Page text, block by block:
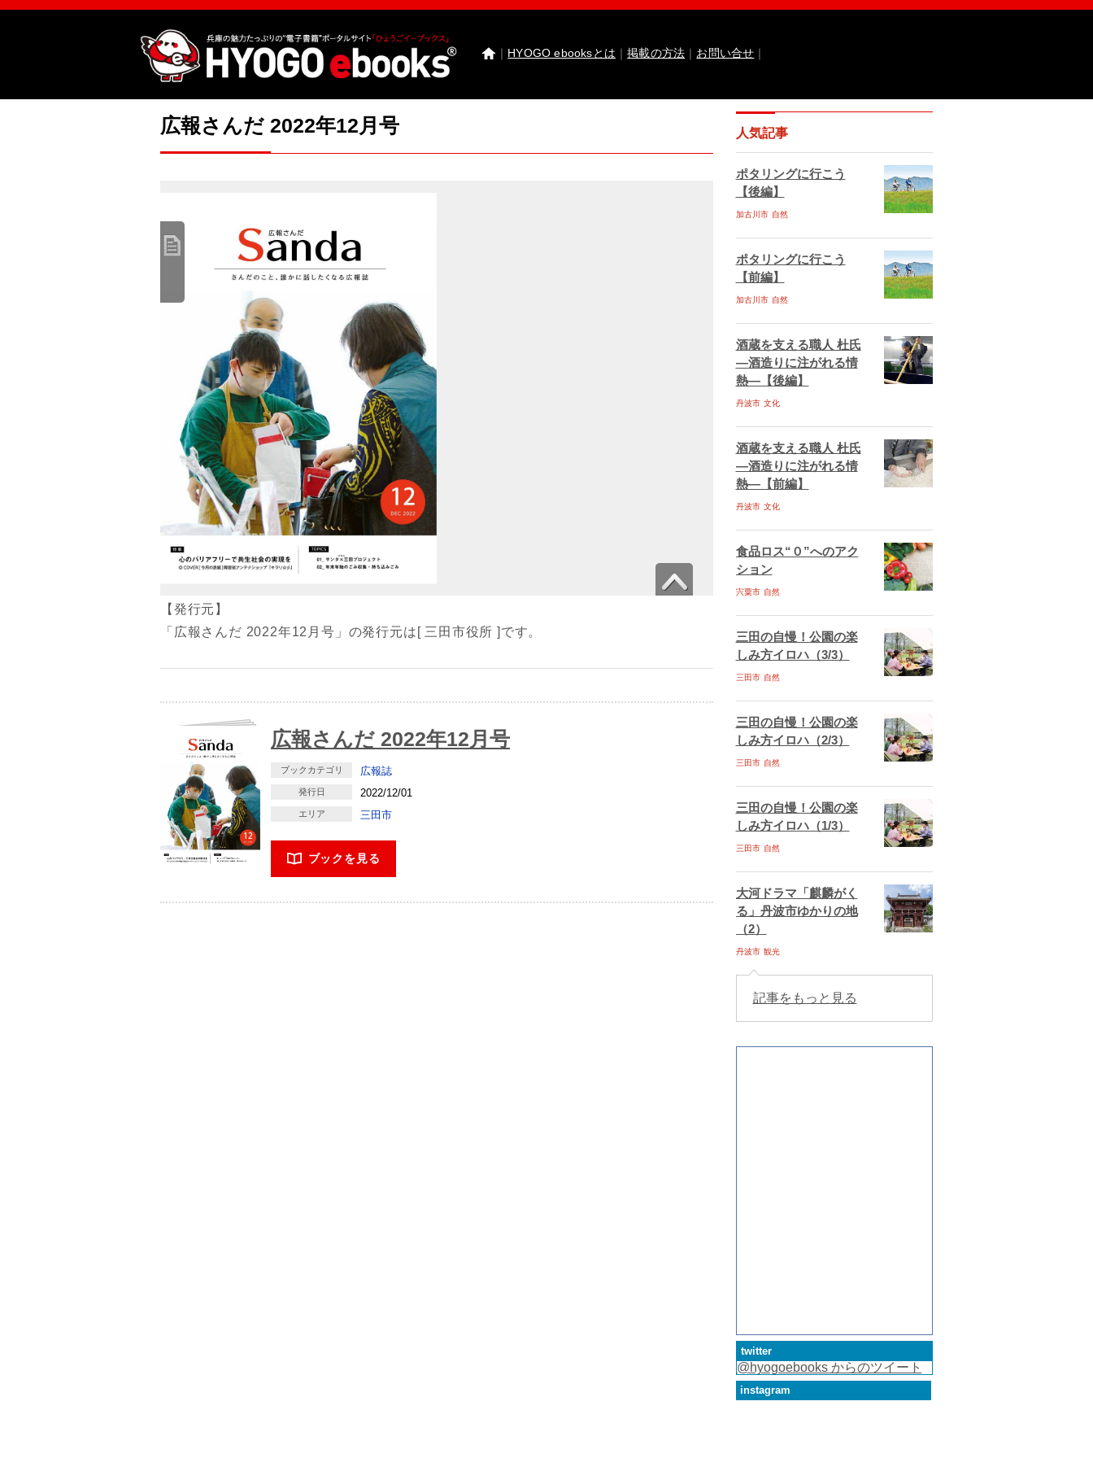
｜ HYOGO ebooksとは ｜掲載の方法 ｜ お問い合せ ｜
わたしたちのまち北播磨がもっと好きになる なるほどっ！山田錦
園田学園女子大学 園田学園女子大学短期大学部 国際交流センター
神戸市ebooks
神戸市垂水区ebooks丹波市ebooks
福崎町ebooks
多可町ebooks佐用町ebooks
西脇市ebooks
加東市ebooks川西市ebooks
宍粟市ebooks
相生市ebooks稲美町ebooks
イベント情報イベント情報掲載のお申し込み
よくある質問サイトマップ
お問い合せ
セキュリティポリシー
広報さんだ 2022年12月号
【発行元】
「広報さんだ 2022年12月号」の発行元は[ 三田市役所 ]です。
広報さんだ 2022年12月号
ブックカテゴリ 広報誌
発行日 2022/12/01
エリア 三田市
ブックを見る
人気記事
ポタリングに行こう
【後編】
加古川市 自然
ポタリングに行こう
【前編】
加古川市 自然
酒蔵を支える職人 杜氏
―酒造りに注がれる情
熱―【後編】
丹波市 文化
酒蔵を支える職人 杜氏
―酒造りに注がれる情
熱―【前編】
丹波市 文化
食品ロス“０”へのアク
ション
宍粟市 自然
三田の自慢！公園の楽
しみ方イロハ（3/3）
三田市 自然
三田の自慢！公園の楽
しみ方イロハ（2/3）
三田市 自然
三田の自慢！公園の楽
しみ方イロハ（1/3）
三田市 自然
大河ドラマ「麒麟がく
る」丹波市ゆかりの地
（2）
丹波市 観光
記事をもっと見る
twitter
@hyogoebooks からのツイート
instagram